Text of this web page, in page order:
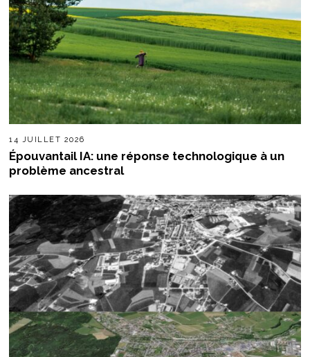
14 JUILLET 2026
Épouvantail IA: une réponse technologique à un
problème ancestral